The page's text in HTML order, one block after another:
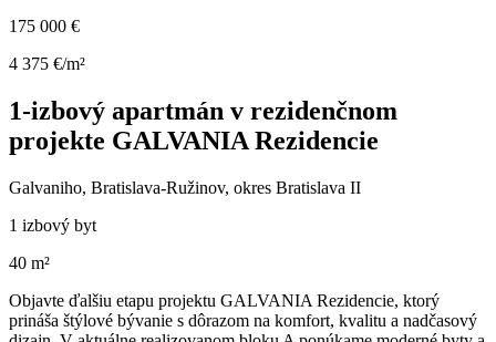
175 000 €
4 375 €/m²
1-izbový apartmán v rezidenčnom
projekte GALVANIA Rezidencie
Galvaniho, Bratislava-Ružinov, okres Bratislava II
1 izbový byt
40 m²
Objavte ďalšiu etapu projektu GALVANIA Rezidencie, ktorý
prináša štýlové bývanie s dôrazom na komfort, kvalitu a nadčasový